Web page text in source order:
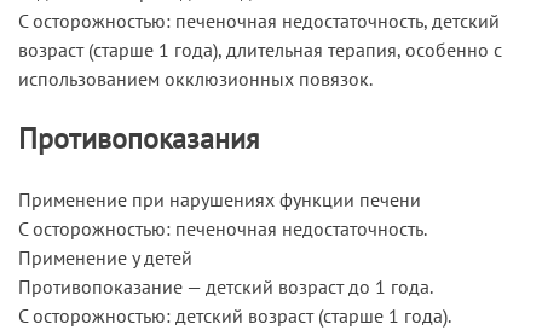
C осторожностью: печеночная недостаточность, детский
возраст (старше 1 года), длительная терапия, особенно с
использованием окклюзионных повязок.
Противопоказания
Применение при нарушениях функции печени
C осторожностью: печеночная недостаточность.
Применение у детей
Противопоказание — детский возраст до 1 года.
C осторожностью: детский возраст (старше 1 года).